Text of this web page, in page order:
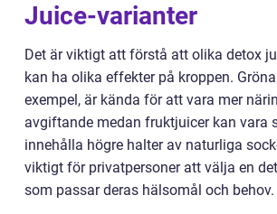
Juice-varianter
Det är viktigt att förstå att olika detox
kan ha olika effekter på kroppen. Gröna
exempel, är kända för att vara mer
avgiftande medan fruktjuicer kan vara
innehålla högre halter av naturliga
viktigt för privatpersoner att välja en
som passar deras hälsomål och behov.